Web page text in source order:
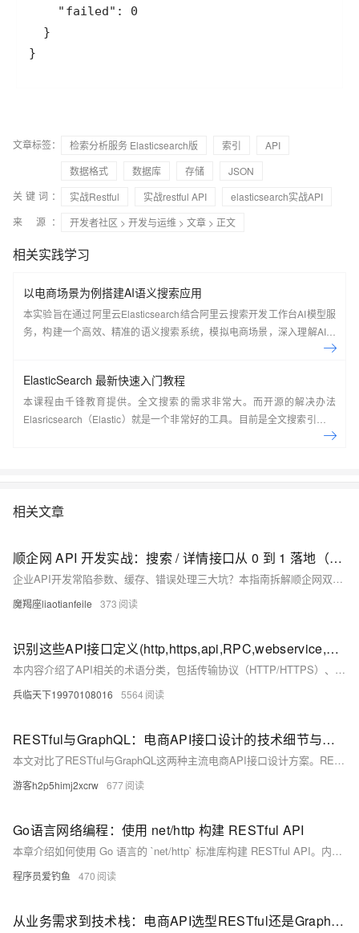
}
文章标签： 检索分析服务 Elasticsearch版 索引
API
数据格式
数据库 存储
JSON
关键词：
实战Restful 实战restful API
elasticsearch实战API
来 源：
开发者社区 > 开发与运维 > 文章 > 正文
相关实践学习
以电商场景为例搭建AI语义搜索应用
本实验旨在通过阿里云Elasticsearch结合阿里云搜索开发工作台AI模型服
务，构建一个高效、精准的语义搜索系统，模拟电商场景，深入理解AI搜
ElasticSearch 最新快速入门教程
本课程由千锋教育提供。全文搜索的需求非常大。而开源的解决办法
Elasricsearch（Elastic）就是一个非常好的工具。目前是全文搜索引擎的
首选。本系列教程由浅入深讲解了在CentOS7系统下如何搭建
相关文章
顺企网 API 开发实战：搜索 / 详情接口从 0 到 1 落地（附 Elasticsearch 优化 + 错误速查）
企业API开发常陷参数、缓存、错误处理三大坑？本指南拆解顺企网双接口全流程，涵盖搜索优化、签名验证、限流应对，附可复用代码与错误速查表，助你2小时高效搞定开发，提升响应速度与稳定性。
魔羯座liaotianfeile 373
识别这些API接口定义(http,https,api,RPC,webservice,Restful api ,OpenAPI）
本内容介绍了API相关的术语分类，包括传输协议（HTTP/HTTPS）、接口风格（RESTful、WebService、RPC）及开放程度（API、OpenAPI），帮助理解各类API的特点与应用场景。
兵临天下19970108016 5564
RESTful与GraphQL：电商API接口设计的技术细节与适用场景
本文对比了RESTful与GraphQL这两种主流电商API接口设计方案。RESTful通过资源与HTTP方法定义操作，简单直观但可能引发过度或欠获取数据问题；GraphQL允许客户端精确指定所需字段，提高灵活性和传输效率，但面临深度查询攻击等安全挑战。从性能、灵活性、安全性及适用场景多维度分析，RESTful适合资源导向场景，GraphQL则适用于复杂数据需求。实际开发中需根据业务特点选择合适方案，或结合两者优势，以优化用户体验与系统性能。
游客h2p5himj2xcrw 677
Go语言网络编程：使用 net/http 构建 RESTful API
本章介绍如何使用 Go 语言的 `net/http` 标准库构建 RESTful API。内容涵盖 RESTful API 的基本概念及规范，包括 GET、POST、PUT 和 DELETE 方法的实现。通过定义用户数据结构和模拟数据库，逐步实现获取用户列表、创建用户、更新用户、删除用户的 HTTP 路由处理函数。同时提供辅助函数用于路径参数解析，并展示如何设置路由器启动服务。最后通过 curl 或 Postman 测试接口功能。章节总结了路由分发、JSON 编解码、方法区分、并发安全管理和路径参数解析等关键点，为更复杂需求推荐第三方框架如 Gin、Echo 和 Chi。
程序员爱钓鱼 470
从业务需求到技术栈：电商API选型RESTful还是GraphQL？这5个维度帮你决策